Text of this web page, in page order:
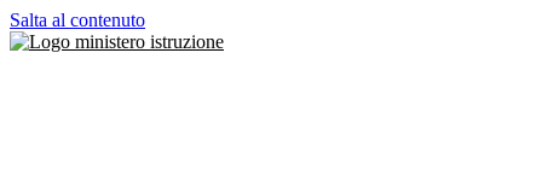
Salta al contenuto